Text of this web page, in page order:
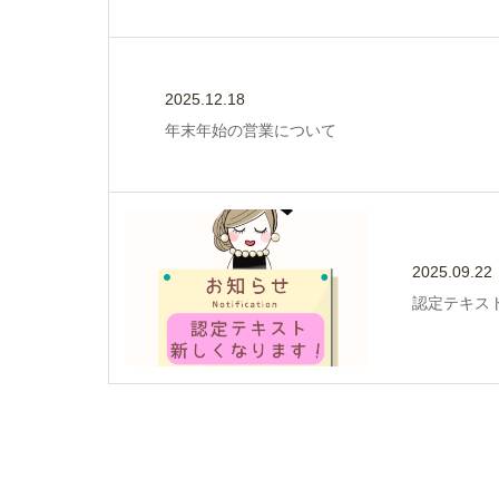
2025.12.18
年末年始の営業について
2025.09.22
認定テキス